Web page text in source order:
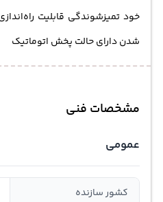
خود تمیزشوندگی قابلیت
شدن دارای حالت پخش اتوماتیک
مشخصات فنی
عمومی
کشور سازنده